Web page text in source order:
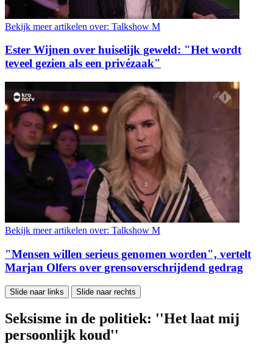
Bekijk meer artikelen over: Talkshow M
Ester Wijnen over huiselijk geweld: "Het wordt
teveel gezien als een privézaak"
Bekijk meer artikelen over: Talkshow M
"Mensen willen serieus genomen worden", vertelt
Marjan Olfers over grensoverschrijdend gedrag
Slide naar links Slide naar rechts
Seksisme in de politiek: ''Het laat mij
persoonlijk koud''